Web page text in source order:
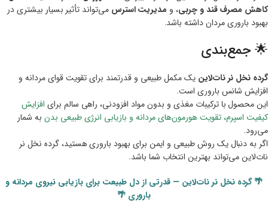
کاهش مصرف قند و چربی، و مدیریت استرس می‌تواند تأثیر بسیار بیشتری در
بهبود باروری مردان داشته باشد.
🌟 جمع‌بندی
گرده نخل نر نات‌لاین یک مکمل طبیعی و قدرتمند برای تقویت قوای مردانه و
افزایش شانس باروری است.
این محصول با ترکیبات مغذی و بدون مواد افزودنی، راهی سالم برای افزایش
کیفیت اسپرم، تقویت هورمون‌های مردانه و بازیابی انرژی طبیعی بدنبه شمار
می‌رود.
اگر به دنبال یک روش طبیعی و ایمن برای بهبود باروری هستید، گرده نخل نر
نات‌لاین می‌تواند بهترین انتخاب شما باشد.
🌴 گرده نخل نر نات‌لاین — قدرتی از دل طبیعت برای بازیابی نیروی مردانه و
باروری 🌴